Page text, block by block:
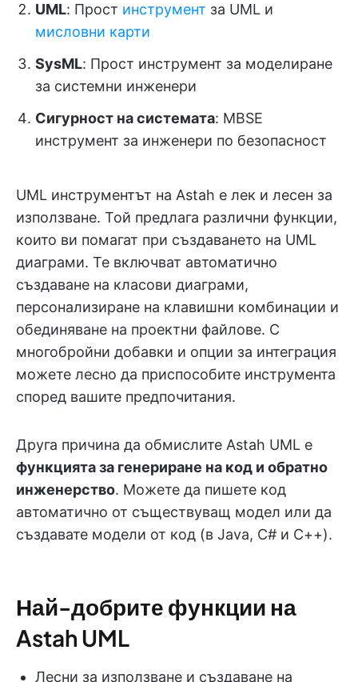
UML: Прост инструмент за UML и
мисловни карти
SysML: Прост инструмент за моделиране
за системни инженери
Сигурност на системата: MBSE
инструмент за инженери по безопасност
UML инструментът на Astah е лек и лесен за
използване. Той предлага различни функции,
които ви помагат при създаването на UML
диаграми. Те включват автоматично
създаване на класови диаграми,
персонализиране на клавишни комбинации и
обединяване на проектни файлове. С
многобройни добавки и опции за интеграция
можете лесно да приспособите инструмента
според вашите предпочитания.
Друга причина да обмислите Astah UML е
функцията за генериране на код и обратно
инженерство. Можете да пишете код
автоматично от съществуващ модел или да
създавате модели от код (в Java, C# и C++).
Най-добрите функции на
Astah UML
Лесни за използване и създаване на